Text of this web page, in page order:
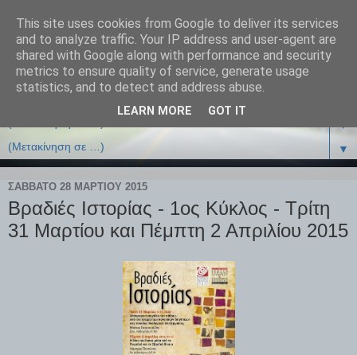
▼
▼
ΣΆΒΒΑΤΟ 28 ΜΑΡΤΊΟΥ 2015
Βραδιές Ιστορίας - 1ος Κύκλος - Τρίτη
31 Μαρτίου και Πέμπτη 2 Απριλίου 2015
This site uses cookies from Google to deliver its services
and to analyze traffic. Your IP address and user-agent are
shared with Google along with performance and security
metrics to ensure quality of service, generate usage
statistics, and to detect and address abuse.
LEARN MORE GOT IT